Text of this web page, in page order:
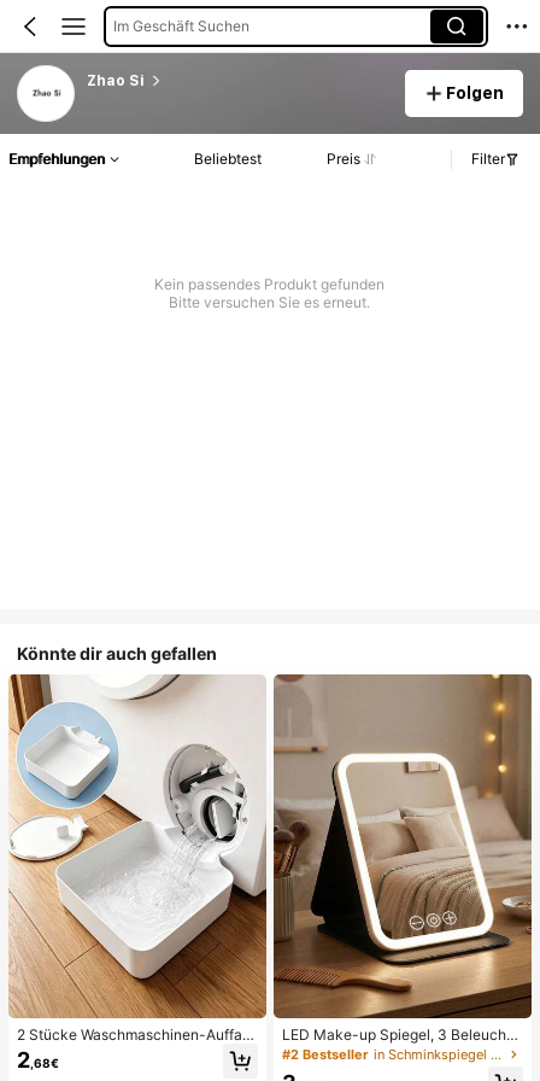
Im Geschäft Suchen
Zhao Si
Folgen
Empfehlungen Beliebtest Preis Filter
Kein passendes Produkt gefunden
Bitte versuchen Sie es erneut.
Könnte dir auch gefallen
2 Stücke Waschmaschinen-Auffan
gwanne Tropfschale, wasserdichte
Bodenschutzmatte für Waschraum,
2 ,68€
LED Make-up Spiegel, 3 Beleuchtu
ngsmodi, einstellbare Helligkeit, tra
gbares faltbares Design, geeignet f
#2 Bestseller in Schminkspiegel & Duschspiegel